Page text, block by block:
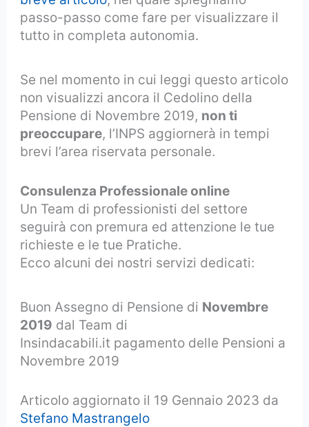
passo-passo come fare per visualizzare il
tutto in completa autonomia.
Se nel momento in cui leggi questo articolo
non visualizzi ancora il Cedolino della
Pensione di Novembre 2019, non ti
preoccupare, l’INPS aggiornerà in tempi
brevi l’area riservata personale.
Consulenza Professionale online
Un Team di professionisti del settore
seguirà con premura ed attenzione le tue
richieste e le tue Pratiche.
Ecco alcuni dei nostri servizi dedicati:
Buon Assegno di Pensione di Novembre
2019 dal Team di
Insindacabili.it pagamento delle Pensioni a
Novembre 2019
Articolo aggiornato il 19 Gennaio 2023 da
Stefano Mastrangelo